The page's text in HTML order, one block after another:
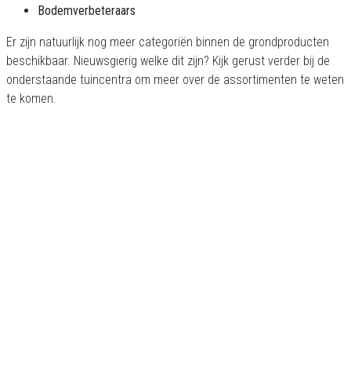
Bodemverbeteraars
Er zijn natuurlijk nog meer categoriën binnen de grondproducten
beschikbaar. Nieuwsgierig welke dit zijn? Kijk gerust verder bij de
onderstaande tuincentra om meer over de assortimenten te weten
te komen.